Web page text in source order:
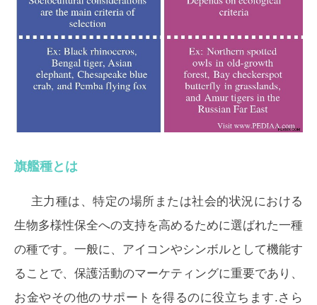
旗艦種とは
主力種は、特定の場所または社会的状況における
生物多様性保全への支持を高めるために選ばれた一種
の種です。一般に、アイコンやシンボルとして機能す
ることで、保護活動のマーケティングに重要であり、
お金やその他のサポートを得るのに役立ちます.さら